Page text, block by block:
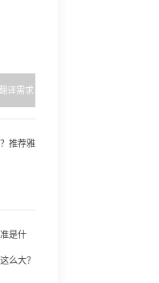
译需求
推荐雅
是什
么大？